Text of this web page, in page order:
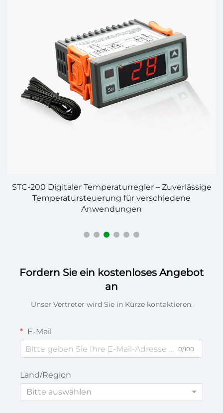
STC-200 Digitaler Temperaturregler – Zuverlässige
Temperatursteuerung für verschiedene
Anwendungen
Fordern Sie ein kostenloses Angebot
an
Unser Vertreter wird Sie in Kürze kontaktieren.
E-Mail
0/100
Land/Region
Bitte auswählen